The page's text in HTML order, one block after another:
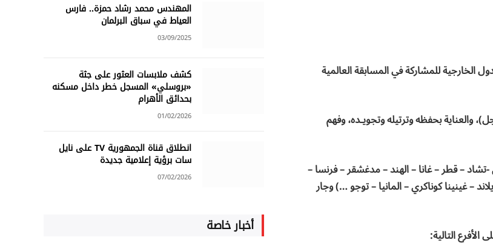
الخارجية للمشاركة في المسابقة العالمية
والعناية بحفظه وترتيله وتجويـده، وفهم
لبنان -تشاد – قطر – غانا – الهند – مدغشقر – فرنسا –
– غينينا كوناكري – المانيا – توجو …) وجار
الأفرع التالية:
المهندس محمد رشاد حمزة.. فارس
العياط في سباق البرلمان
03/09/2025
كشف ملابسات العثور على جثة
«بروسلي» المسجل خطر داخل مسكنه
بحدائق الأهرام
01/02/2026
انطلاق قناة الجمهورية TV على نايل
سات برؤية إعلامية جديدة
07/02/2026
أخبار خاصة